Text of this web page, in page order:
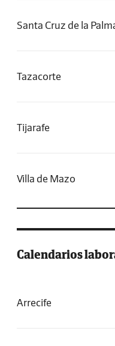
Santa Cruz de la
Tazacorte
Tijarafe
Villa de Mazo
Calendarios
Arrecife